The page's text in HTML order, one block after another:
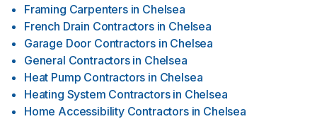
Framing Carpenters in Chelsea
French Drain Contractors in Chelsea
Garage Door Contractors in Chelsea
General Contractors in Chelsea
Heat Pump Contractors in Chelsea
Heating System Contractors in Chelsea
Home Accessibility Contractors in Chelsea